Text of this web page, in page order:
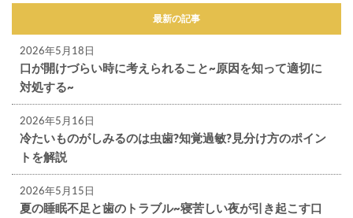
最新の記事
2026年5月18日
口が開けづらい時に考えられること~原因を知って適切に
対処する~
2026年5月16日
冷たいものがしみるのは虫歯?知覚過敏?見分け方のポイン
トを解説
2026年5月15日
夏の睡眠不足と歯のトラブル~寝苦しい夜が引き起こす口